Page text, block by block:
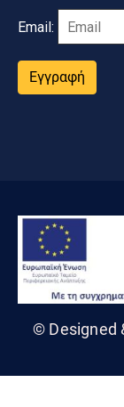
Email:
Εγγραφή
© Designed